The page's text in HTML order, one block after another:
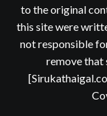
to the original
this site were
not responsible
remove that